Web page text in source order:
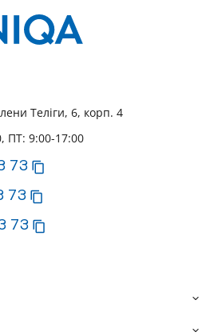
Теліги, 6, корп. 4
ПТ: 9:00-17:00
73
73
73